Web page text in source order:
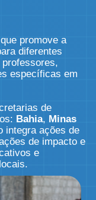
promove a
diferentes
específicas em
de
Bahia, Minas
integra ações de
de impacto e
e